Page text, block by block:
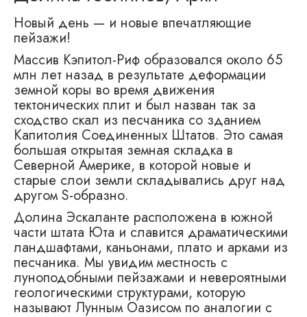
Новый день — и новые впечатляющие
пейзажи!
Массив Кэпитол-Риф образовался около 65
млн лет назад в результате деформации
земной коры во время движения
тектонических плит и был назван так за
сходство скал из песчаника со зданием
Капитолия Соединенных Штатов. Это самая
большая открытая земная складка в
Северной Америке, в которой новые и
старые слои земли складывались друг над
другом S-образно.
Долина Эскаланте расположена в южной
части штата Юта и славится драматическими
ландшафтами, каньонами, плато и арками из
песчаника. Мы увидим местность с
луноподобными пейзажами и невероятными
геологическими структурами, которую
называют Лунным Оазисом по аналогии с